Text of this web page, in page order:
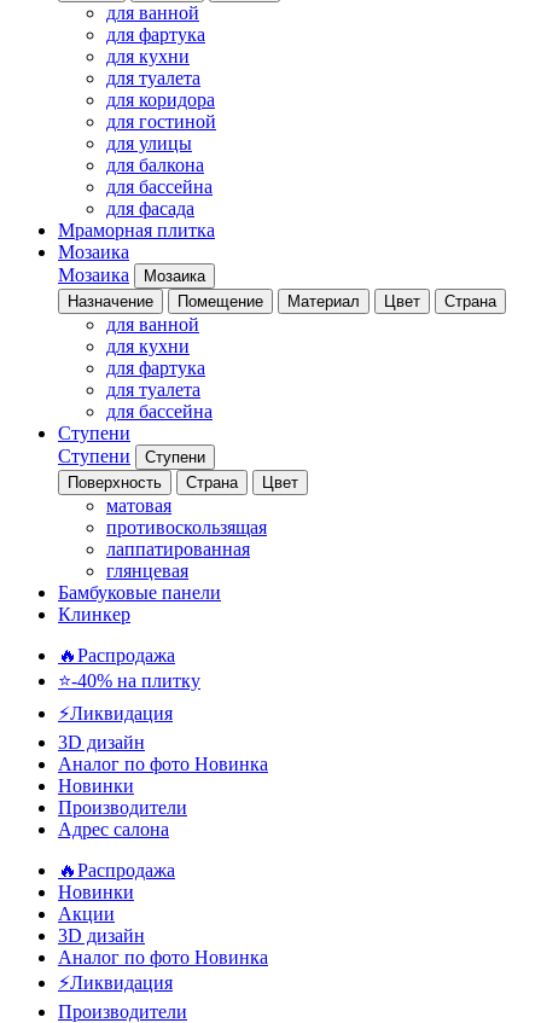
для ванной
для фартука
для кухни
для туалета
для коридора
для гостиной
для улицы
для балкона
для бассейна
для фасада
Мраморная плитка
Мозаика
Мозаика
Мозаика
Назначение
Помещение Материал Цвет Страна
для ванной
для кухни
для фартука
для туалета
для бассейна
Ступени
Ступени
Ступени
Поверхность
Страна Цвет
матовая
противоскользящая
лаппатированная
глянцевая
Бамбуковые панели
Клинкер
🔥Распродажа
⭐-40% на плитку
⚡️Ликвидация
3D дизайн
Аналог по фото Новинка
Новинки
Производители
Адрес салона
🔥Распродажа
Новинки
Акции
3D дизайн
Аналог по фото Новинка
⚡Ликвидация
Производители